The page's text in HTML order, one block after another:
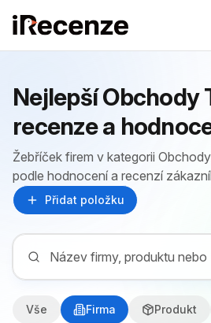
Nejlepší Obchody
recenze a
Žebříček firem v kategorii
podle hodnocení a recenzí
Přidat položku
Vše Firma Produkt